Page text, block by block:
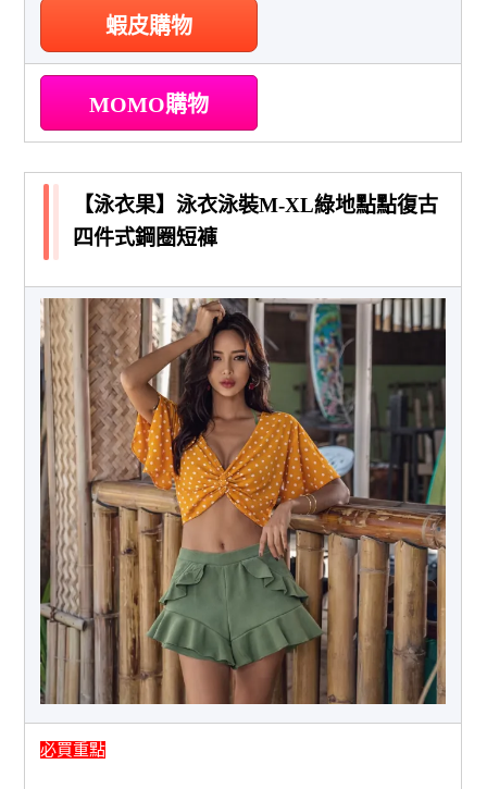
蝦皮購物
MOMO購物
【泳衣果】泳衣泳裝M-XL綠地點點復古
四件式鋼圈短褲
必買重點